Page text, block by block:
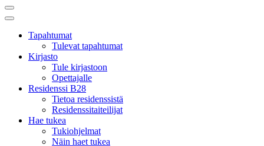
Päävalikko
Sulje
päävalikkoTapahtumat
Tulevat tapahtumat
Kirjasto
Tule kirjastoon
Opettajalle
Residenssi B28
Tietoa residenssistä
Residenssitaiteilijat
Hae tukea
Tukiohjelmat
Näin haet tukea